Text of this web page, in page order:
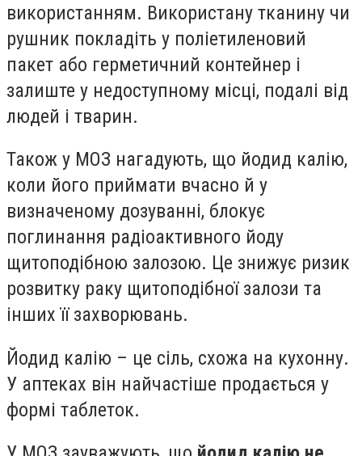
використанням. Використану тканину чи
рушник покладіть у поліетиленовий
пакет або герметичний контейнер і
залиште у недоступному місці, подалі від
людей і тварин.
Також у МОЗ нагадують, що йодид калію,
коли його приймати вчасно й у
визначеному дозуванні, блокує
поглинання радіоактивного йоду
щитоподібною залозою. Це знижує ризик
розвитку раку щитоподібної залози та
інших її захворювань.
Йодид калію – це сіль, схожа на кухонну.
У аптеках він найчастіше продається у
формі таблеток.